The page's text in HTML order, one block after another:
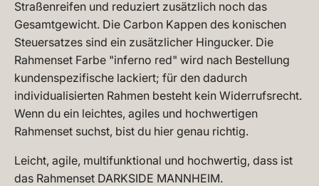
Straßenreifen und reduziert zusätzlich noch das
Gesamtgewicht. Die Carbon Kappen des konischen
Steuersatzes sind ein zusätzlicher Hingucker. Die
Rahmenset Farbe "inferno red" wird nach Bestellung
kundenspezifische lackiert; für den dadurch
individualisierten Rahmen besteht kein Widerrufsrecht.
Wenn du ein leichtes, agiles und hochwertigen
Rahmenset suchst, bist du hier genau richtig.
Leicht, agile, multifunktional und hochwertig, dass ist
das Rahmenset DARKSIDE MANNHEIM.